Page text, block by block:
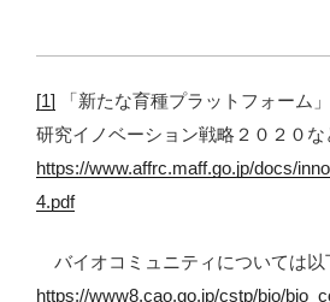
[1] 「新たな育種プラットフォーム
研究イノベーション戦略２０２０な
https://www.affrc.maff.go.jp/docs/
4.pdf
バイオコミュニティについては以
https://www8.cao.go.jp/cstp/bio/